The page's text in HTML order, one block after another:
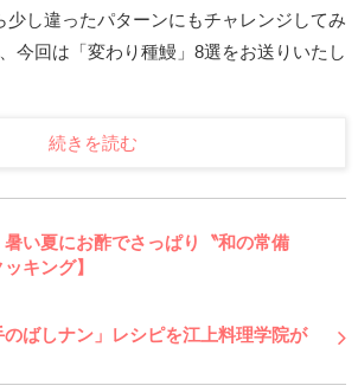
少し違ったパターンにもチャレンジしてみ
今回は「変わり種鰻」8選をお送りいたし
続きを読む
い夏にお酢でさっぱり〝和の常備
キング】
ばしナン」レシピを江上料理学院が